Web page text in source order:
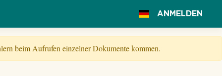
ANMELDEN
beim Aufrufen einzelner Dokumente kommen.